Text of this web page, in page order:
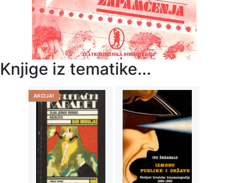
Knjige iz tematike...
AKCIJA!